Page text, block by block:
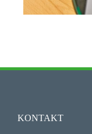
KONTAKT